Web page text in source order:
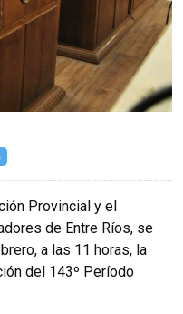
Provincial y el
de Entre Ríos, se
a las 11 horas, la
del 143º Período